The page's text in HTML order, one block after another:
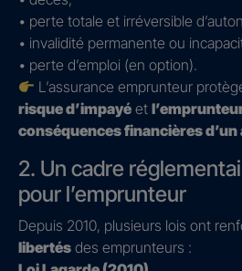
• perte totale et irréversible
• invalidité permanente ou
• perte d’emploi (en option).
L’assurance emprunteur
risque d’impayé et
conséquences financières d’un
2. Un cadre
pour l’emprunteur
Depuis 2010, plusieurs lois ont
libertés des emprunteurs :